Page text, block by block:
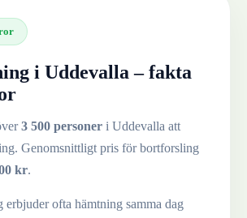
i Uddevalla – fakta
3 500 personer i Uddevalla att
Genomsnittligt pris för bortforsling
kr.
erbjuder ofta hämtning samma dag